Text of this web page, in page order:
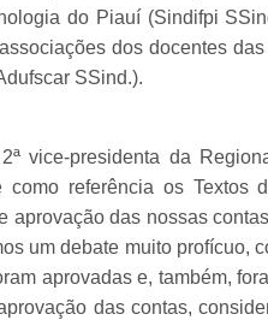
do Piauí (Sindifpi
dos docentes
SSind.).
vice-presidenta da
como referência os Textos
aprovação das nossas
um debate muito profícuo,
aprovadas e, também,
das contas,